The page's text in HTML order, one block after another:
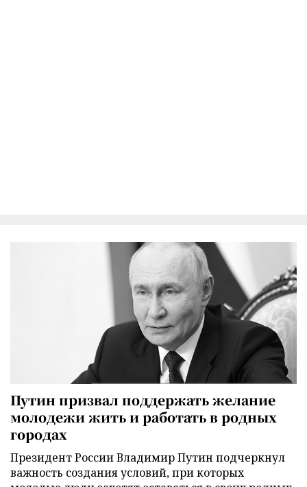
Путин призвал поддержать желание
молодежи жить и работать в родных
городах
Президент России Владимир Путин подчеркнул
важность создания условий, при которых